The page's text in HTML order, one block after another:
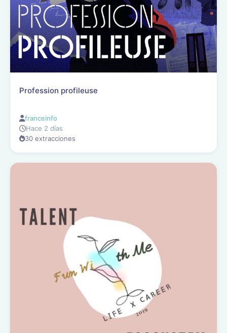
Profession profileuse
franceinfo
Hace 2 días
30 extracciones